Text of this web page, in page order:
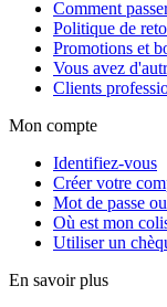
Comment
Politique de
Promotions et
Vous avez
Clients
Mon compte
Identifiez-vous
Créer votre
Mot de passe
Où est mon
Utiliser un
En savoir plus